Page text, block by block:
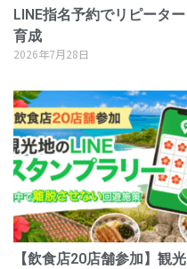
LINE指名予約でリピーター
育成
2026年7月28日
【飲食店20店舗参加】観光